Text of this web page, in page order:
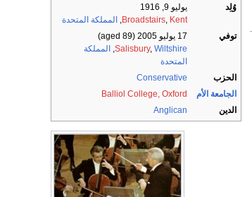
وُلِد
يوليو 9, 1916
Broadstairs, Kent
, المملكة المتحدة
توفي
17 يوليو 2005
(aged 89)
Salisbury, Wiltshire
, المملكة
المتحدة
الحزب
Conservative
الجامعة الأم
Balliol College, Oxford
الدين
Anglican